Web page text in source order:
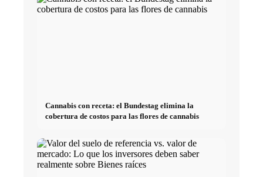
Cannabis con receta: el Bundestag elimina la
cobertura de costos para las flores de cannabis